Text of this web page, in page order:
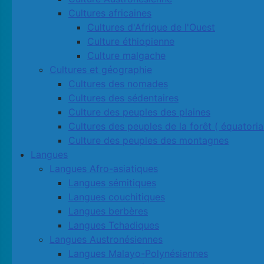
Cultures africaines
Cultures d'Afrique de l'Ouest
Culture éthiopienne
Culture malgache
Cultures et géographie
Cultures des nomades
Cultures des sédentaires
Culture des peuples des plaines
Cultures des peuples de la forêt (
Culture des peuples des montagnes
Langues
Langues Afro-asiatiques
Langues sémitiques
Langues couchitiques
Langues berbères
Langues Tchadiques
Langues Austronésiennes
Langues Malayo-Polynésiennes